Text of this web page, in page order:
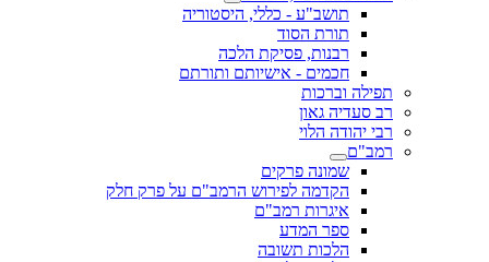
תושב"ע - כללי, היסטוריה
תורת הסוד
רבנות, פסיקת הלכה
חכמים - אישיותם ותורתם
תפילה וברכות
רב סעדיה גאון
רבי יהודה הלוי
רמב"ם
שמונה פרקים
הקדמה לפירוש הרמב"ם על פרק חלק
איגרות רמב"ם
ספר המדע
הלכות תשובה